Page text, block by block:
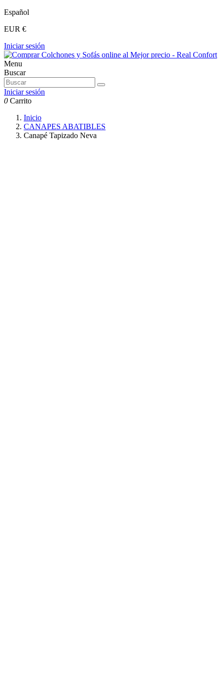
Español
EUR €
Iniciar sesión
Menu
Buscar
Iniciar sesión
0 Carrito
Inicio
CANAPES ABATIBLES
Canapé Tapizado Neva